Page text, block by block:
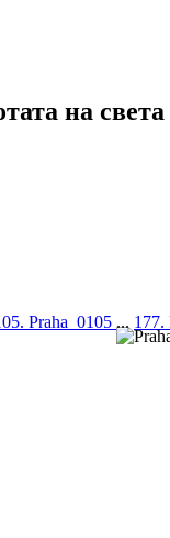
на света
Praha_0105 ... 177.